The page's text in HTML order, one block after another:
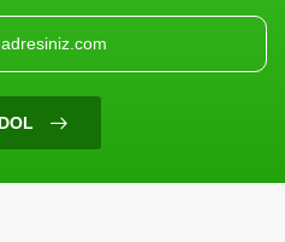
Uygun